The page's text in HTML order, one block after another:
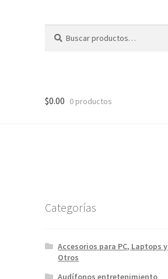
por:
$0.00 0 productos
Categorías
Accesorios para PC, Laptops y
Otros
Audífonos entretenimiento